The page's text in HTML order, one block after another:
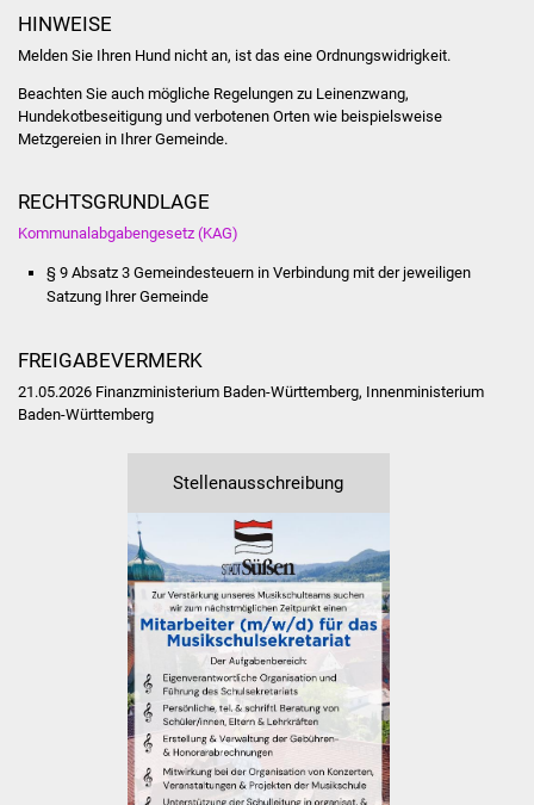
Formulare
Bürgerinfos
Kindergärten
Volkshochschule
Kirchen
Lokale Agenda
Jugendhaus
Fachteam Jugend
Kinder- und
Familienzentrum
HINWEISE
Melden Sie Ihren Hund nicht an, ist das eine Ordnungswidrigkeit.
Beachten Sie auch mögliche Regelungen zu Leinenzwang,
Hundekotbeseitigung und verbotenen Orten wie beispielsweise
Metzgereien in Ihrer Gemeinde.
RECHTSGRUNDLAGE
Kommunalabgabengesetz (KAG)
§ 9 Absatz 3 Gemeindesteuern in Verbindung mit der jeweiligen
Satzung Ihrer Gemeinde
FREIGABEVERMERK
21.05.2026 Finanzministerium Baden-Württemberg, Innenministerium
Baden-Württemberg
Stellenausschreibung